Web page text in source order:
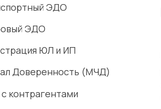
ЭДО
ЭДО
ЮЛ и ИП
Доверенность (МЧД)
контрагентами